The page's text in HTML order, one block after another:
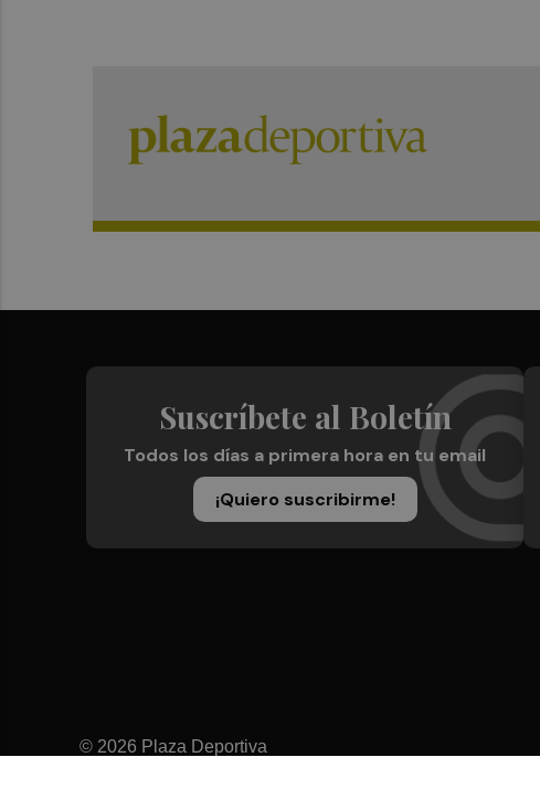
Suscríbete al Boletín
Todos los días a primera hora en tu email
¡Quiero suscribirme!
© 2026 Plaza Deportiva